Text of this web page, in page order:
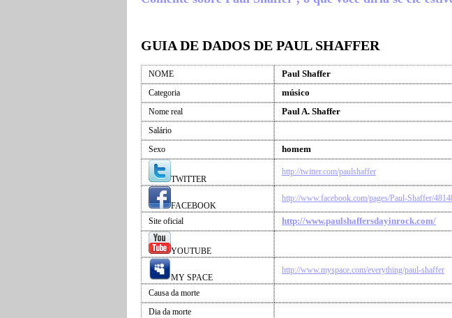
GUIA DE DADOS DE PAUL SHAFFER
NOME Paul Shaffer
Categoria músico
Nome real Paul A. Shaffer
Salário
Sexo
homem
TWITTER
http://twitter.com/paulshaffer
FACEBOOK
http://www.facebook.com/pages/Paul-Shaffer/
Site oficial http://www.paulshaffersdayinrock.com/
YOUTUBE
MY SPACE
http://www.myspace.com/everything/paul-shaffer
Causa da morte
Dia da morte